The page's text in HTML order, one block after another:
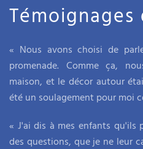
« Nous avons choisi de
promenade. Comme ça,
maison, et le décor autour
été un soulagement pour moi
« J'ai dis à mes enfants qu'ils
des questions, que je ne leur